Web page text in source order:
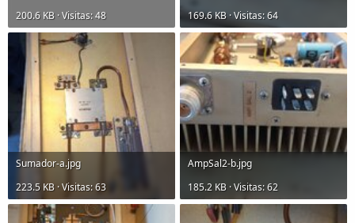
200.6 KB · Visitas: 48
169.6 KB · Visitas: 64
Sumador-a.jpg
223.5 KB · Visitas: 63
AmpSal2-b.jpg
185.2 KB · Visitas: 62